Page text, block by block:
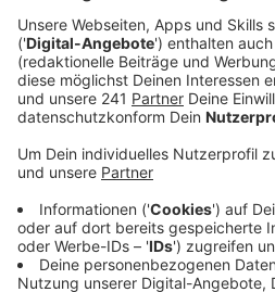
Anzeige
Mit grade mal 18 Jahren gilt die
kalifornischen Temecula als
neuen Künstler. Sie hat schon
gelandet, schauspielern kann
Star wie Taylor Swift kann sie
zählen. In "High School
hat sie die Hauptrolle ergattert
Salazar-Roberts in die Herzen